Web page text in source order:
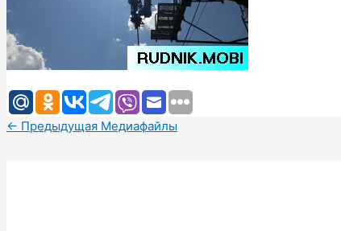
← Предыдущая Медиафайлы